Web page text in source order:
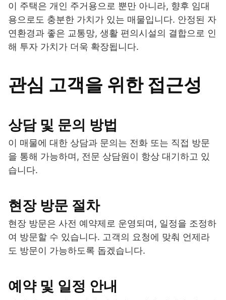
이 주택은 개인 주거용으로 뿐만 아니라, 향후 임대
용으로도 충분한 가치가 있는 매물입니다. 안정된 자
연환경과 좋은 교통망, 생활 편의시설의 결합으로 인
해 투자 가치가 더욱 확장됩니다.
관심 고객을 위한 접근성
상담 및 문의 방법
이 매물에 대한 상담과 문의는 전화 또는 직접 방문
을 통해 가능하며, 전문 상담원이 항상 대기하고 있
습니다.
현장 방문 절차
현장 방문은 사전 예약제로 운영되며, 일정을 조정하
여 방문할 수 있습니다. 고객의 요청에 맞춰 언제라
도 방문이 가능하도록 돕겠습니다.
예약 및 일정 안내